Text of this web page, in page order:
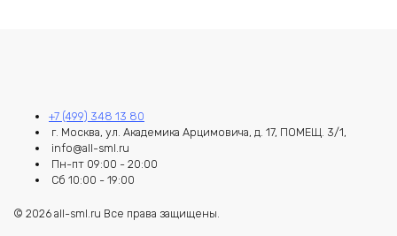
+7 (499) 348 13 80
г. Москва, ул. Академика Арцимовича, д. 17, ПОМЕЩ. 3/1,
info@all-sml.ru
Пн-пт 09:00 - 20:00
Сб 10:00 - 19:00
© 2026 all-sml.ru Все права защищены.